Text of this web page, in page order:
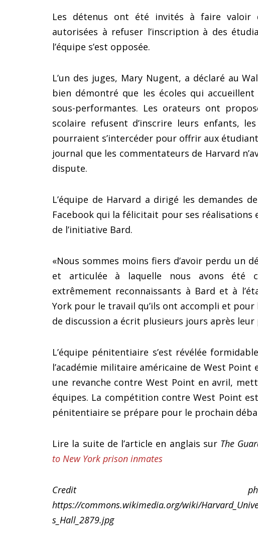
Les détenus ont été invités à faire valoir
autorisées à refuser l’inscription à des
l’équipe s’est opposée.
L’un des juges, Mary Nugent, a déclaré au
bien démontré que les écoles qui
sous-performantes. Les orateurs ont
scolaire refusent d’inscrire leurs enfants,
pourraient s’intercéder pour offrir aux
journal que les commentateurs de Harvard
dispute.
L’équipe de Harvard a dirigé les demandes
Facebook qui la félicitait pour ses
de l’initiative Bard.
«Nous sommes moins fiers d’avoir perdu un
et articulée à laquelle nous avons été
extrêmement reconnaissants à Bard et à
York pour le travail qu’ils ont accompli et pour
de discussion a écrit plusieurs jours après leur
L’équipe pénitentiaire s’est révélée
l’académie militaire américaine de West
une revanche contre West Point en avril,
équipes. La compétition contre West Point
pénitentiaire se prépare pour le prochain
Lire la suite de l’article en anglais sur The
to New York prison inmates
Credit
https://commons.wikimedia.org/wiki/
s_Hall_2879.jpg
Le